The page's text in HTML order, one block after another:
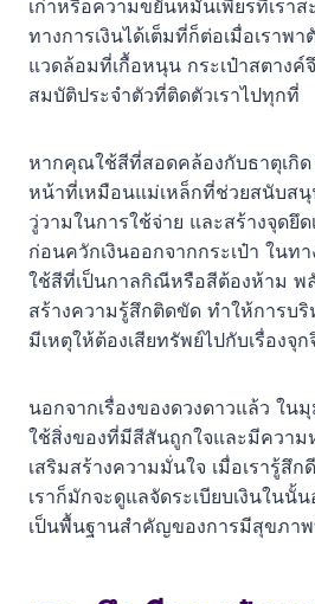
5. คนเกิดวันพุธ (กลางคืน): ปัดเ
ราบรื่น
6. คนเกิดวันพฤหัสบดี: ดึงดูดคว
7. คนเกิดวันศุกร์: เสริมเสน่ห์ทาง
8. คนเกิดวันเสาร์: ทลายกำแพง
เคล็ดลับเบิกฤกษ์กระเป๋าใบใหม่
สรุปเคล็ดลับกระเป๋าสตางค์คู่บา
เรื่องแนะนำ
เก่าหรือความขยันหมั่นเพียรที่เรา
ทางการเงินได้เต็มที่ก็ต่อเมื่อเราพ
แวดล้อมที่เกื้อหนุน กระเป๋าสตางค์
สมบัติประจำตัวที่ติดตัวเราไปทุกที่
หากคุณใช้สีที่สอดคล้องกับธาตุเกิ
หน้าที่เหมือนแม่เหล็กที่ช่วยสนับส
วู่วามในการใช้จ่าย และสร้างจุดยึ
ก่อนควักเงินออกจากกระเป๋า ในท
ใช้สีที่เป็นกาลกิณีหรือสีต้องห้าม พ
สร้างความรู้สึกติดขัด ทำให้การบริ
มีเหตุให้ต้องเสียทรัพย์ไปกับเรื่องจุ
นอกจากเรื่องของดวงดาวแล้ว ใน
ใช้สิ่งของที่มีสีสันถูกใจและมีความ
เสริมสร้างความมั่นใจ เมื่อเรารู้สึ
เราก็มักจะดูแลจัดระเบียบเงินในนั้
เป็นพื้นฐานสำคัญของการมีสุขภาพ